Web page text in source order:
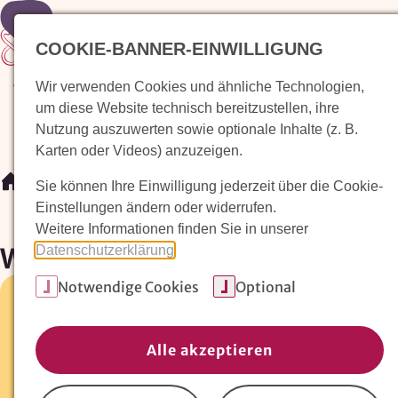
Zur Startseite
Waldorfkindergarten finden Pädagogischer Ansatz
Waldorfkindergarten finden /Waldorfkindergarten
Waldorfkindergarten
07351-75422
Fax:
07351-75422
COOKIE-BANNER-EINWILLIGUNG
Wir verwenden Cookies und ähnliche Technologien,
um diese Website technisch bereitzustellen, ihre
Nutzung auszuwerten sowie optionale Inhalte (z. B.
Karten oder Videos) anzuzeigen.
Sie können Ihre Einwilligung jederzeit über die Cookie-
Einstellungen ändern oder widerrufen.
Weitere Informationen finden Sie in unserer
Datenschutzerklärung
Notwendige Cookies Optional
Alle akzeptieren